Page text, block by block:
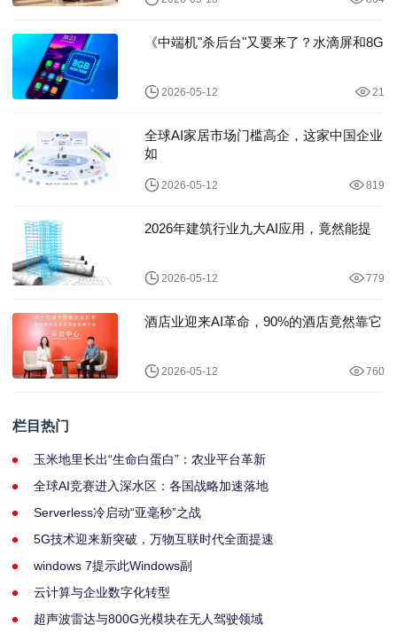
《中端机"杀后台"又要来了？水滴屏和8G
2026-05-12 21
全球AI家居市场门槛高企，这家中国企业
如
2026-05-12 819
2026年建筑行业九大AI应用，竟然能提
2026-05-12 779
酒店业迎来AI革命，90%的酒店竟然靠它
2026-05-12 760
栏目热门
玉米地里长出“生命白蛋白”：农业平台革新
全球AI竞赛进入深水区：各国战略加速落地
Serverless冷启动“亚毫秒”之战
5G技术迎来新突破，万物互联时代全面提速
windows 7提示此Windows副
云计算与企业数字化转型
超声波雷达与800G光模块在无人驾驶领域